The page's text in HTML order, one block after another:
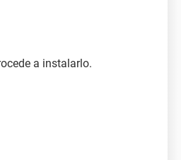
a instalarlo.